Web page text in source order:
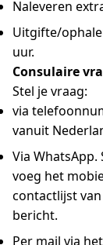
Naleveren
Uitgifte/
uur.
Consulaire
Stel je vraag:
via
vanuit
Via
voeg het
contactlijst
bericht.
Per mail via